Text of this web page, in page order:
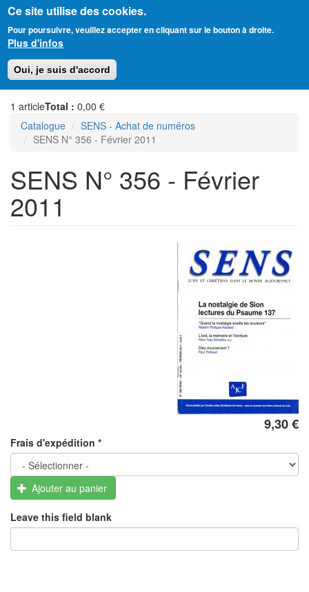
Ce site utilise des cookies.
Pour poursuivre, veuillez accepter en cliquant sur le bouton à droite.
Plus d'infos
Oui, je suis d'accord
au
contenu
principal
Amitié Judéo-Chrétienne de France
1 articleTotal : 0,00 €
Catalogue
SENS - Achat de numéros
SENS N° 356 - Février 2011
SENS N° 356 - Février
2011
9,30 €
Frais d'expédition *
Ajouter au panier
Leave this field blank